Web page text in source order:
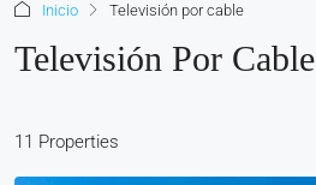
Inicio Televisión por cable
Televisión Por Cable
11 Properties